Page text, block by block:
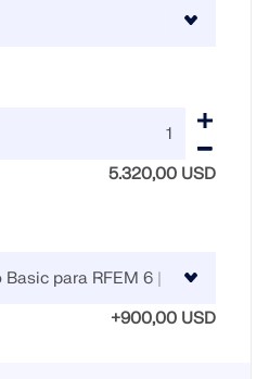
5.320,00 USD
+900,00 USD